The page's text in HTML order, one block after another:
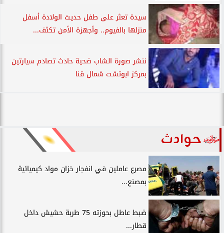
سيدة تعثر على طفل حديث الولادة أسفل
منزلها بالفيوم.. وأجهزة الأمن تكثف...
ننشر صورة الشاب ضحية حادث تصادم سيارتين
بمركز ابوتشت شمال قنا
حوادث
مصرع عاملين في انفجار خزان مواد كيميائية
بمصنع...
ضبط عاطل بحوزته 75 طربة حشيش داخل
قطار...